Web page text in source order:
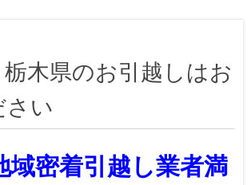
栃木県のお引越しはお
さい
域密着引越し業者満